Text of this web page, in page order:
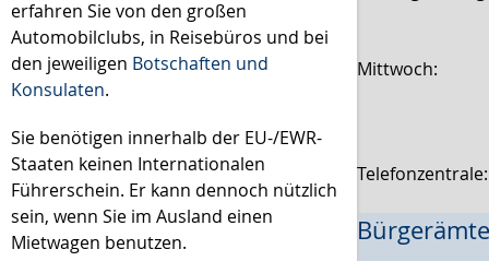
erfahren Sie von den großen
Automobilclubs, in Reisebüros und bei
den jeweiligen Botschaften und
Konsulaten.
Sie benötigen innerhalb der EU-/EWR-
Staaten keinen Internationalen
Führerschein. Er kann dennoch nützlich
sein, wenn Sie im Ausland einen
Mietwagen benutzen.
Mittwoch: